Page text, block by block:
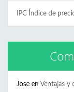
IPC Índice de
Jose en Ventajas y